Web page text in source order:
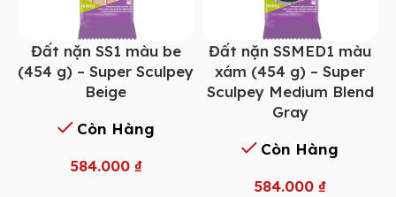
Đất nặn SS1 màu be
(454 g) – Super Sculpey
Beige
Còn Hàng
584.000 ₫
Đất nặn SSMED1 màu
xám (454 g) – Super
Sculpey Medium Blend
Gray
Còn Hàng
584.000₫